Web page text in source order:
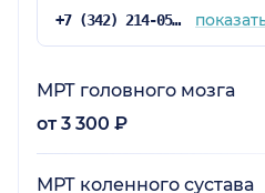
+7 (342) 214-05-53
МРТ головного мозга
от 3 300 ₽
МРТ коленного сустава